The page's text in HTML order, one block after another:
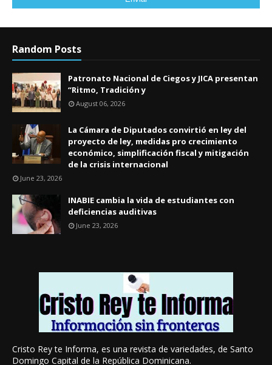
Random Posts
Patronato Nacional de Ciegos y JICA presentan
“Ritmo, Tradición y
August 06, 2026
La Cámara de Diputados convirtió en ley del
proyecto de ley, medidas pro crecimiento
económico, simplificación fiscal y mitigación
de la crisis internacional
June 23, 2026
INABIE cambia la vida de estudiantes con
deficiencias auditivas
June 23, 2026
Cristo Rey te Informa, es una revista de variedades, de Santo
Domingo Capital de la República Dominicana.